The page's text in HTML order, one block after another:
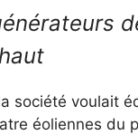
société voulait
éoliennes du